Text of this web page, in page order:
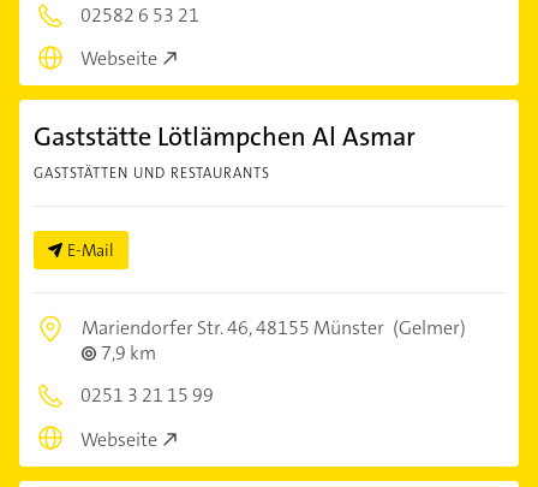
02582 6 53 21
Webseite
Gaststätte Lötlämpchen Al Asmar
GASTSTÄTTEN UND RESTAURANTS
E-Mail
Mariendorfer Str. 46,48155 Münster (Gelmer)
7,9 km
0251 3 21 15 99
Webseite